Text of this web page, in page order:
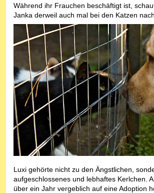
Während ihr Frauchen beschäftigt ist,
Janka derweil auch mal bei den Katzen
Luxi gehörte nicht zu den Ängstlichen,
aufgeschlossenes und lebhaftes Kerlchen.
über ein Jahr vergeblich auf eine Adoption